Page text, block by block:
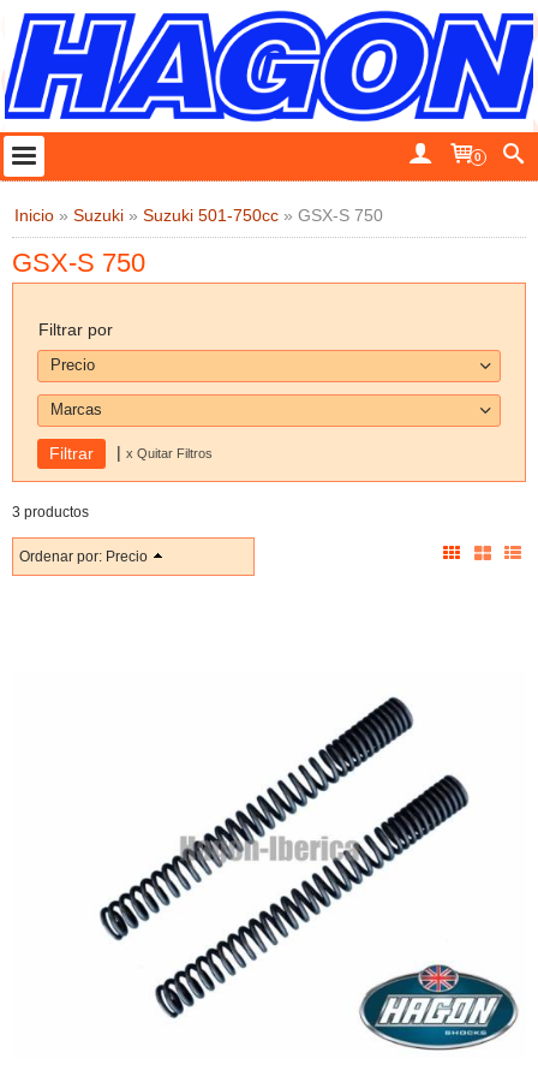
0
Inicio » Suzuki » Suzuki 501-750cc » GSX-S 750
GSX-S 750
Filtrar por
Precio
Marcas
| x Quitar Filtros
3 productos
Ordenar por: Precio